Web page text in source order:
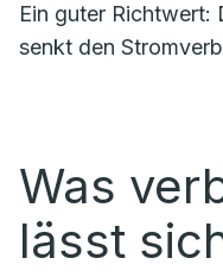
Ein guter Richtwert:
senkt den
Was
lässt